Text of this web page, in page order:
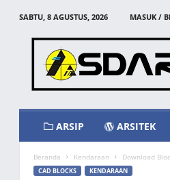
SABTU, 8 AGUSTUS, 2026 MASUK /
ARSIP ARSITEK
Beranda Kendaraan Download
CAD BLOCKS KENDARAAN